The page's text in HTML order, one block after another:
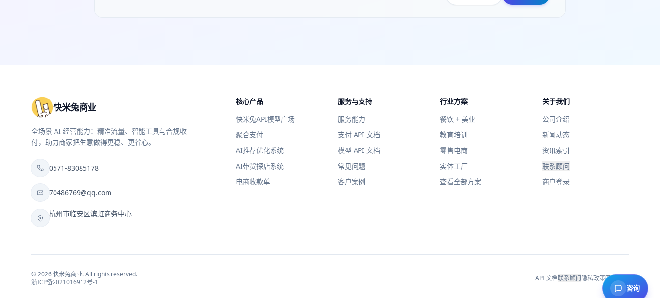
快米兔商业
全场景 AI 经营能力：精准流量、智能工具与合规收
付，助力商家把生意做得更稳、更省心。
0571-83085178
70486769@qq.com
杭州市临安区滨虹商务中心
核心产品
快米兔API模型广场
聚合支付
AI推荐优化系统
AI带货探店系统
电商收款单
服务与支持
服务能力
支付 API 文档
模型 API 文档
常见问题
客户案例
行业方案
餐饮 + 美业
教育培训
零售电商
实体工厂
查看全部方案
关于我们
公司介绍
新闻动态
资讯索引
联系顾问
商户登录
©2026快米兔商业. All rights reserved.
浙ICP备2021016912号-1
API 文档联系顾问隐私政策用户协议
咨询